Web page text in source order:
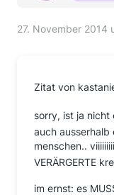
27. November 2014
Zitat von
sorry, ist ja nicht
auch
menschen..
VERÄRGERTE
im ernst: es